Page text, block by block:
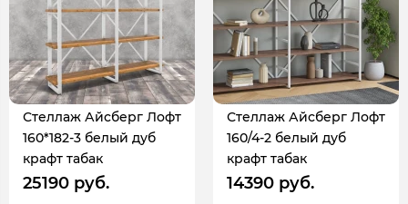
Стеллаж Айсберг Лофт
160*182-3 белый дуб
крафт табак
25190 руб.
Стеллаж Айсберг Лофт
160/4-2 белый дуб
крафт табак
14390 руб.